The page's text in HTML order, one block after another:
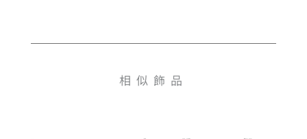
相似飾品